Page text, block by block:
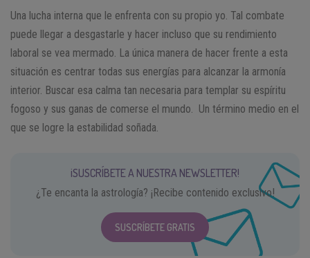
Una lucha interna que le enfrenta con su propio yo. Tal combate
puede llegar a desgastarle y hacer incluso que su rendimiento
laboral se vea mermado. La única manera de hacer frente a esta
situación es centrar todas sus energías para alcanzar la armonía
interior. Buscar esa calma tan necesaria para templar su espíritu
fogoso y sus ganas de comerse el mundo. Un término medio en el
que se logre la estabilidad soñada.
¡SUSCRÍBETE A NUESTRA NEWSLETTER!
¿Te encanta la astrología? ¡Recibe contenido exclusivo!
SUSCRÍBETE GRATIS